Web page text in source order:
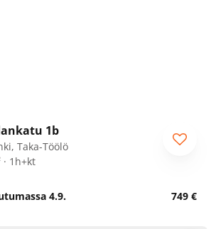
1b
Taka-Töölö
· 1h+kt
4.9. 749 €